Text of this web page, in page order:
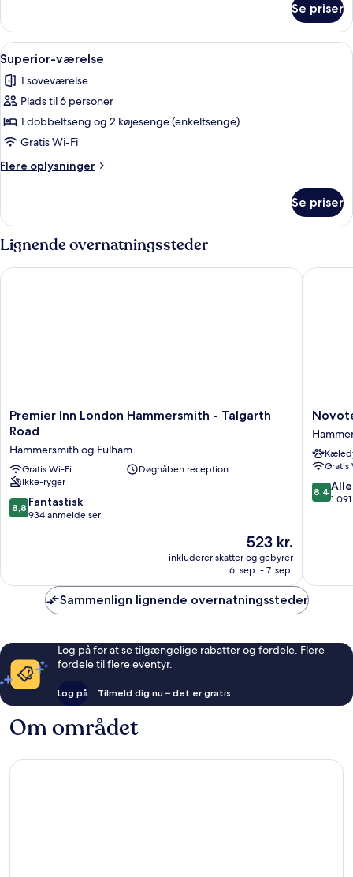
enkeltsenge
med
dobbeltseng
eller
enkeltsenge
Se priser
Indlæs
alle
billeder
af
Superior-
værelse
Et værelse med køjeseng, skrivebord
16
Superior-værelse
1 soveværelse
Plads til 6 personer
1 dobbeltseng og 2 køjesenge (enkeltsenge)
Gratis Wi-Fi
Flere oplysninger
Flere
værelse
Se priser
Lignende overnatningssteder
Premier
Inn
Hammersmith
-
Talgarth
Road
Hammersmith
Premier Inn London Hammersmith - Talgarth
Road
Hammersmith og Fulham
Gratis Wi-Fi
Døgnåben reception
Ikke-ryger
8.8
ud
anmeldelser
8,8 Fantastisk
934 anmeldelser
Prisen
523 kr.
523 kr.
inkluderer skatter og gebyrer
6. sep. - 7. sep.
Premier Inn London Hammersmith - Talgarth Road
Novotel
London
West
og
Fulham
Gratis
8.4
ud
8,4
Novotel
Sammenlign lignende overnatningssteder
Log på for at se tilgængelige rabatter og fordele. Flere
fordele til flere eventyr.
Log på Tilmeld dig nu – det er gratis
Om området